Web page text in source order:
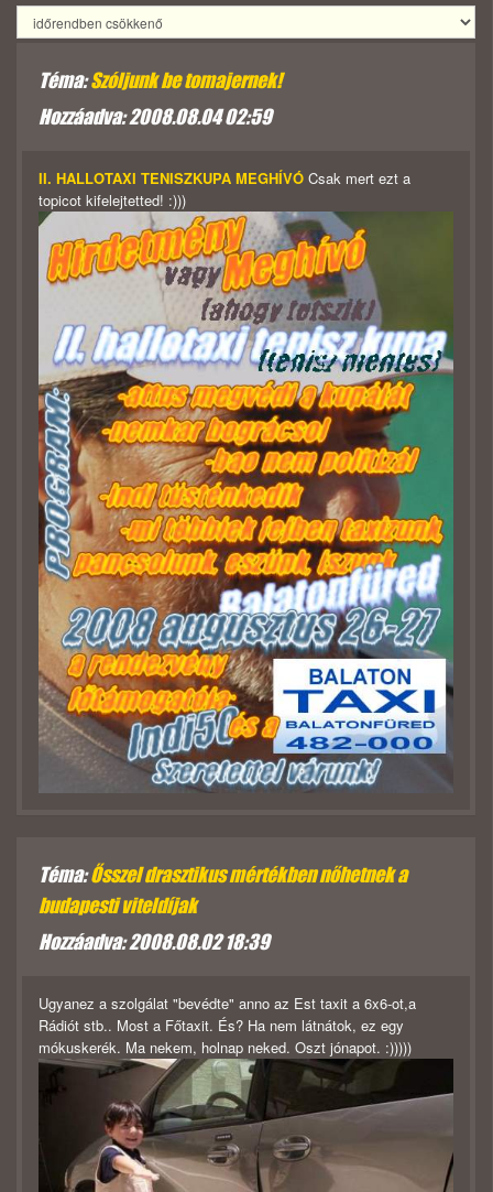
Téma:Szóljunk be tomajernek!
Hozzáadva: 2008.08.04 02:59
II. HALLOTAXI TENISZKUPA MEGHÍVÓ Csak mert ezt a
topicot kifelejtetted! :)))
Téma:Ősszel drasztikus mértékben nőhetnek a
budapesti viteldíjak
Hozzáadva: 2008.08.02 18:39
Ugyanez a szolgálat "bevédte" anno az Est taxit a 6x6-ot,a
Rádiót stb.. Most a Főtaxit. És? Ha nem látnátok, ez egy
mókuskerék. Ma nekem, holnap neked. Oszt jónapot. :)))))